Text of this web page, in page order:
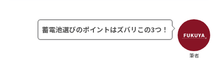
筆者
蓄電池選びのポイントはズバリこの3つ！